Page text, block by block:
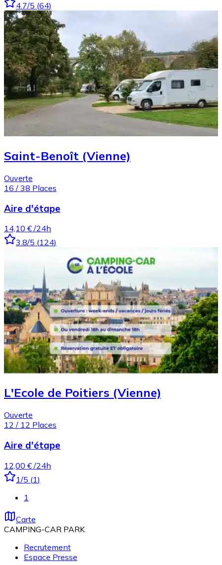
4.7/5 (64)
Saint-Benoît (Vienne)
Ouverte
16 / 38 Places
Aire d'étape
14,10 € /24h
3.8/5 (124)
L'Ecole de Poitiers (Vienne)
Ouverte
12 / 12 Places
Aire d'étape
12,00 € /24h
1/5 (1)
1
Carte
CAMPING-CAR PARK
Recrutement
Espace Presse